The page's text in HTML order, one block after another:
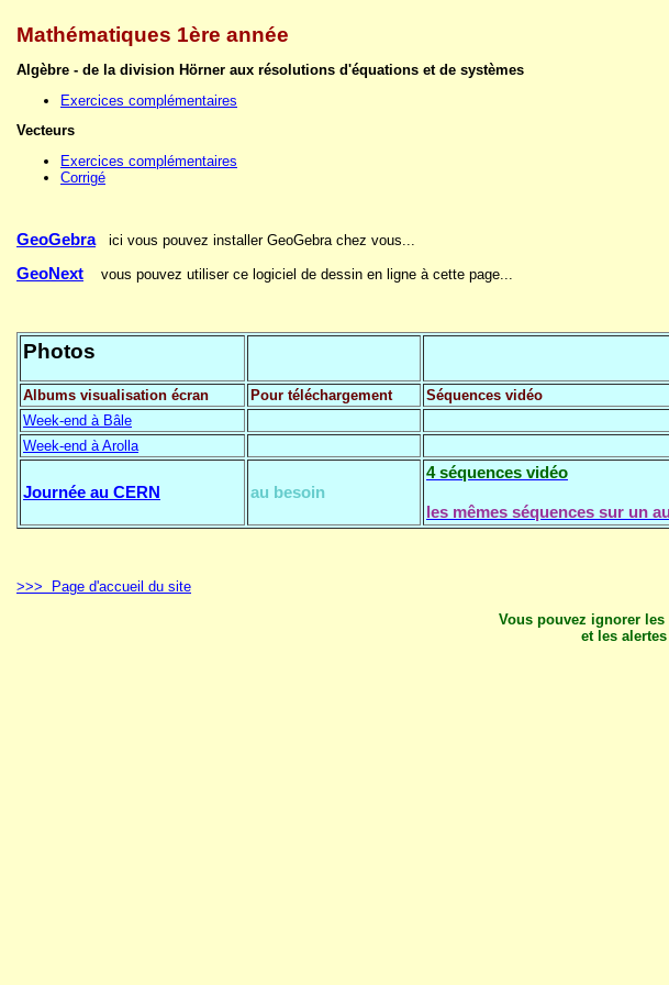
Mathématiques 1ère année
Algèbre - de la division Hörner aux résolutions d'équations et de systèmes
Exercices complémentaires
Vecteurs
Exercices complémentaires
Corrigé
GeoGebra ici vous pouvez installer GeoGebra chez vous...
GeoNext vous pouvez utiliser ce logiciel de dessin en ligne à cette page...
Photos
Albums visualisation écran Pour téléchargement
Séquences vidéo
Week-end à Bâle
Week-end à Arolla
Journée au CERN au besoin
4 séquences vidéo
les mêmes séquences sur un
>>> Page d'accueil du site
Vous pouvez ignorer
et les